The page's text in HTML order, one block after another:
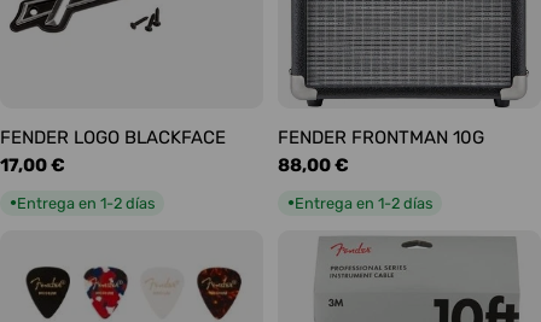
FENDER LOGO BLACKFACE
Precio
17,00 €
●Entrega en 1-2 días
FENDER FRONTMAN 10G
Precio
88,00 €
●Entrega en 1-2 días